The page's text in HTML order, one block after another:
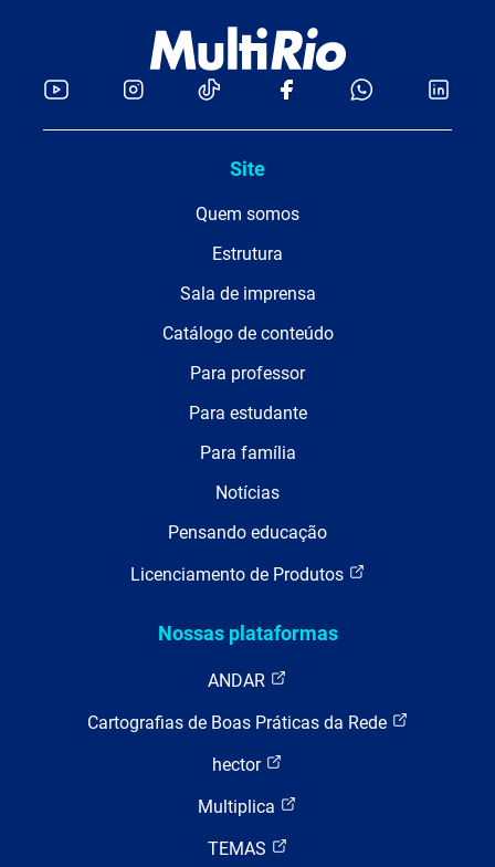
Site
Quem somos
Estrutura
Sala de imprensa
Catálogo de conteúdo
Para professor
Para estudante
Para família
Notícias
Pensando educação
Licenciamento de Produtos
Nossas plataformas
ANDAR
Cartografias de Boas Práticas da Rede
hector
Multiplica
TEMAS